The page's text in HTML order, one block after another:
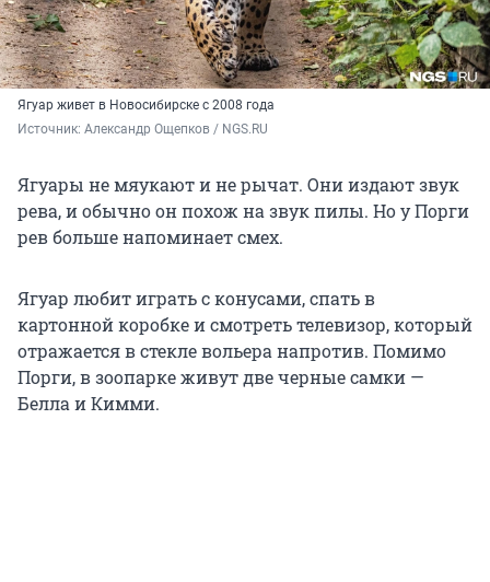
Ягуар живет в Новосибирске с 2008 года
Источник: Александр Ощепков / NGS.RU
Ягуары не мяукают и не рычат. Они издают звук
рева, и обычно он похож на звук пилы. Но у Порги
рев больше напоминает смех.
Ягуар любит играть с конусами, спать в
картонной коробке и смотреть телевизор, который
отражается в стекле вольера напротив. Помимо
Порги, в зоопарке живут две черные самки —
Белла и Кимми.